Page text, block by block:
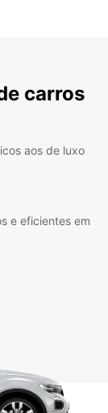
carros
aos de luxo
e eficientes em